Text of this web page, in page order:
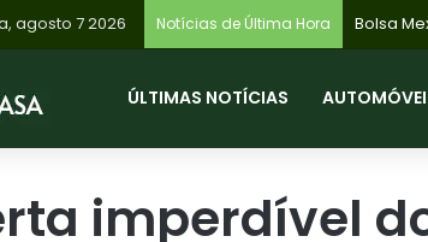
agosto 7 2026 Notícias de Última Hora
ÚLTIMAS NOTÍCIAS
imperdível